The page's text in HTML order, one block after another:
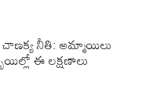
చాణక్య నీతి: అమ్మాయిలు
ఈ లక్షణాలు